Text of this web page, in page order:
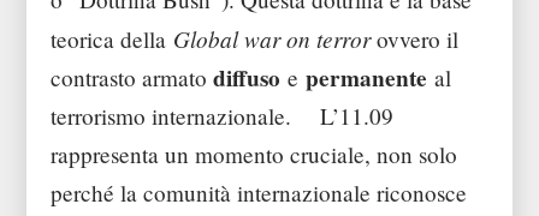
teorica della Global war on terrorovvero il
contrasto armatodiffusoepermanente al
terrorismo internazionale. L’11.09
rappresenta un momento cruciale, non solo
perché la comunità internazionale riconosce